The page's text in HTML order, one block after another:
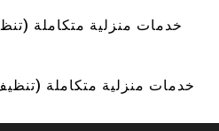
خدمات منزلية متكاملة
خدمات منزلية متكاملة